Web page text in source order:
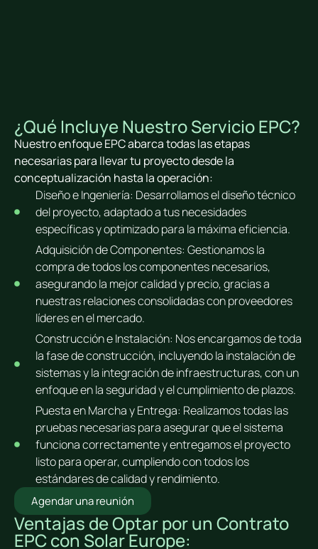
¿Qué Incluye Nuestro Servicio EPC?
Nuestro enfoque EPC abarca todas las etapas
necesarias para llevar tu proyecto desde la
conceptualización hasta la operación:
Diseño e Ingeniería: Desarrollamos el diseño técnico
del proyecto, adaptado a tus necesidades
específicas y optimizado para la máxima eficiencia.
Adquisición de Componentes: Gestionamos la
compra de todos los componentes necesarios,
asegurando la mejor calidad y precio, gracias a
nuestras relaciones consolidadas con proveedores
líderes en el mercado.
Construcción e Instalación: Nos encargamos de toda
la fase de construcción, incluyendo la instalación de
sistemas y la integración de infraestructuras, con un
enfoque en la seguridad y el cumplimiento de plazos.
Puesta en Marcha y Entrega: Realizamos todas las
pruebas necesarias para asegurar que el sistema
funciona correctamente y entregamos el proyecto
listo para operar, cumpliendo con todos los
estándares de calidad y rendimiento.
Agendar una reunión
Ventajas de Optar por un Contrato
EPC con Solar Europe: